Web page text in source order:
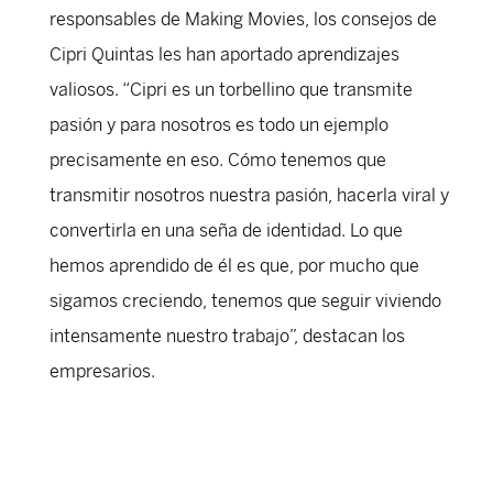
responsables de Making Movies, los consejos de
Cipri Quintas les han aportado aprendizajes
valiosos. “Cipri es un torbellino que transmite
pasión y para nosotros es todo un ejemplo
precisamente en eso. Cómo tenemos que
transmitir nosotros nuestra pasión, hacerla viral y
convertirla en una seña de identidad. Lo que
hemos aprendido de él es que, por mucho que
sigamos creciendo, tenemos que seguir viviendo
intensamente nuestro trabajo”, destacan los
empresarios.